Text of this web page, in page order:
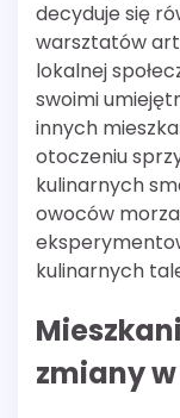
decyduje się
warsztatów
lokalnej
swoimi
innych
otoczeniu
kulinarnych
owoców
kulinarnych
zmiany